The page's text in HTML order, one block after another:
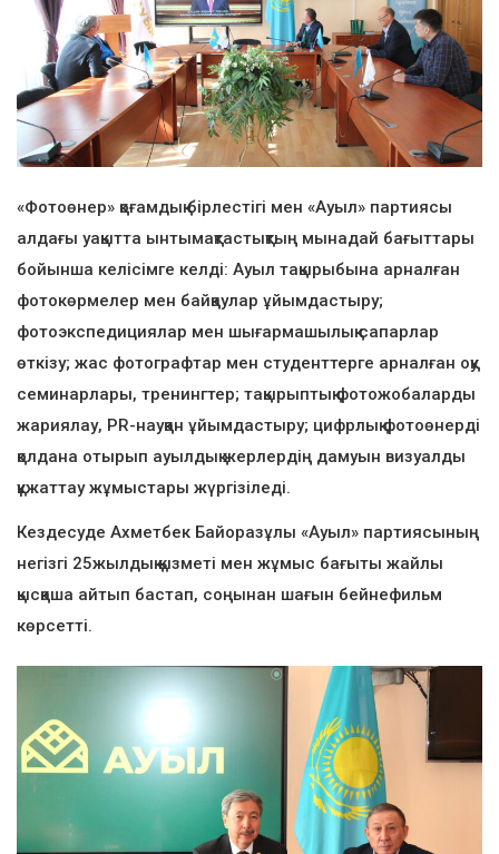
«Фотоөнер» қоғамдық бірлестігі мен «Ауыл» партиясы
алдағы уақытта ынтымақтастықтың мынадай бағыттары
бойынша келісімге келді: Ауыл тақырыбына арналған
фотокөрмелер мен байқаулар ұйымдастыру;
фотоэкспедициялар мен шығармашылық сапарлар
өткізу; жас фотографтар мен студенттерге арналған оқу
семинарлары, тренингтер; тақырыптық фотожобаларды
жариялау, PR-науқан ұйымдастыру; цифрлық фотоөнерді
қолдана отырып ауылдық жерлердің дамуын визуалды
құжаттау жұмыстары жүргізіледі.
Кездесуде Ахметбек Байоразұлы «Ауыл» партиясының
негізгі 25жылдық қызметі мен жұмыс бағыты жайлы
қысқаша айтып бастап, соңынан шағын бейнефильм
көрсетті.